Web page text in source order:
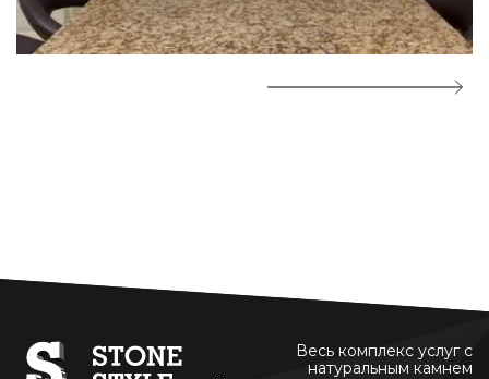
Весь комплекс услуг с
натуральным камнем